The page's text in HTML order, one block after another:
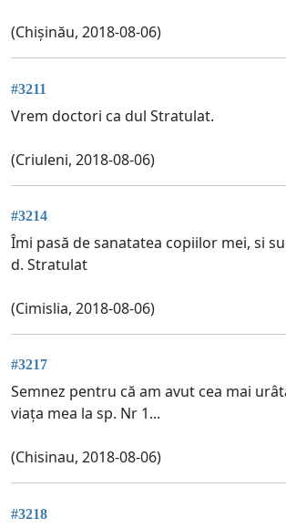
(Chișinău, 2018-08-06)
#3211
Vrem doctori ca dul Stratulat.
(Criuleni, 2018-08-06)
#3214
Îmi pasă de sanatatea copiilor mei, si
d. Stratulat
(Cimislia, 2018-08-06)
#3217
Semnez pentru că am avut cea mai
viața mea la sp. Nr 1...
(Chisinau, 2018-08-06)
#3218